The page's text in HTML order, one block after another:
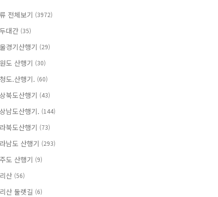
전체보기 (3972)
대간 (35)
경기산행기 (29)
도 산행기 (30)
도.산행기. (60)
북도산행기 (43)
남도산행기. (144)
북도산행기 (73)
남도 산행기 (293)
도 산행기 (9)
산 (56)
산 둘렛길 (6)